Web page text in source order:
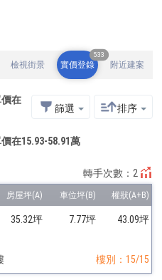
檢視街景 實價登錄
533
附近建案
在
篩選 排序
在15.93-58.91萬
35.32坪 7.77坪 43.09坪
樓別：15/15
轉手次數：2